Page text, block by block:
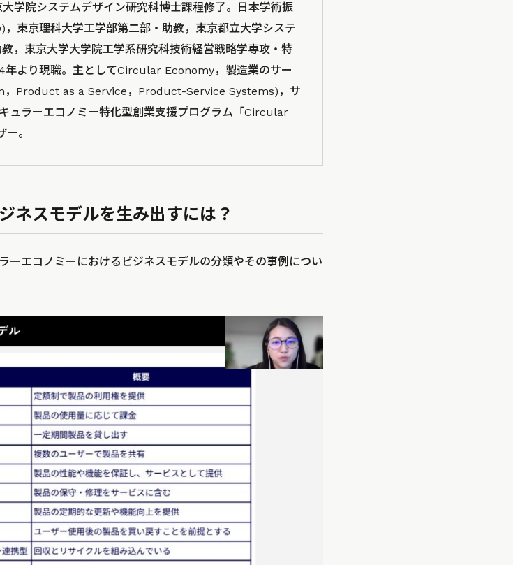
学院システムデザイン研究科博士課程修了。日本学術振
，東京理科大学工学部第二部・助教，東京都立大学システ
，東京大学大学院工学系研究科技術経営戦略学専攻・特
年より現職。主としてCircular Economy，製造業のサー
，Product as a Service，Product-Service Systems)，サ
ュラーエコノミー特化型創業支援プログラム「Circular
。
ネスモデルを生み出すには？
ーエコノミーにおけるビジネスモデルの分類やその事例につい